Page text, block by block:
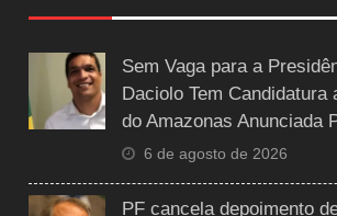
Sem Vaga para a
Daciolo Tem Candidatura
do Amazonas Anunciada
6 de agosto de 2026
PF cancela depoimento